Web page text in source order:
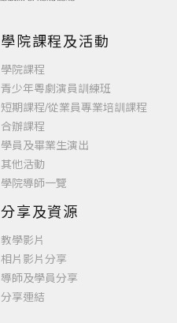
學院課程及活動
學院課程
青少年粵劇演員訓練班
短期課程/從業員專業培訓課程
合辦課程
學員及畢業生演出
其他活動
學院導師一覽
分享及資源
教學影片
相片影片分享
導師及學員分享
分享連結